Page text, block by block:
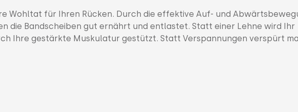
Wohltat für Ihren Rücken. Durch die effektive Auf- und
die Bandscheiben gut ernährt und entlastet. Statt einer Lehne wird Ihr
Ihre gestärkte Muskulatur gestützt. Statt Verspannungen verspürt